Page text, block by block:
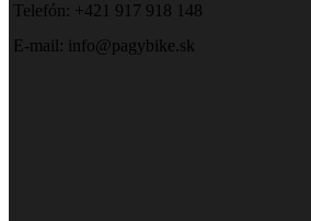
Telefón: +421 917 918 148
E-mail: info@pagybike.sk